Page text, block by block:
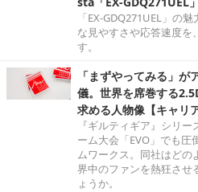
「EX-GDQ271UEL」の
な見やすさや応答速度を
す。
「まずやってみる」
儀。世界を席巻する
求める人物像【キャリ
『ギルティギア』シリ
ーム大会「EVO」でも圧
ムワークス。同社はどの
界中のファンを熱狂させ
ょうか。